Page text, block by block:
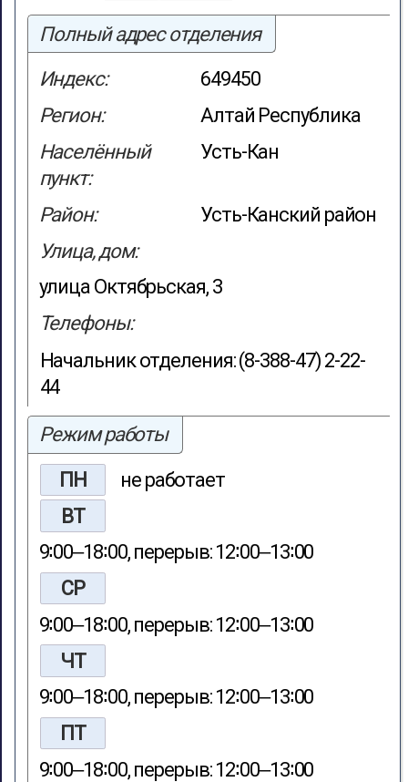
Полный адрес отделения
Индекс:
649450
Регион:
Алтай Республика
Населённый
пункт:
Усть-Кан
Район:
Усть-Канский район
Улица, дом:
улица Октябрьская, 3
Телефоны:
Начальник отделения: (8-388-47) 2-22-
44
Режим работы
ПН
не работает
ВТ
9∶00‒18∶00, перерыв: 12∶00‒13∶00
СР
9∶00‒18∶00, перерыв: 12∶00‒13∶00
ЧТ
9∶00‒18∶00, перерыв: 12∶00‒13∶00
ПТ
9∶00‒18∶00, перерыв: 12∶00‒13∶00